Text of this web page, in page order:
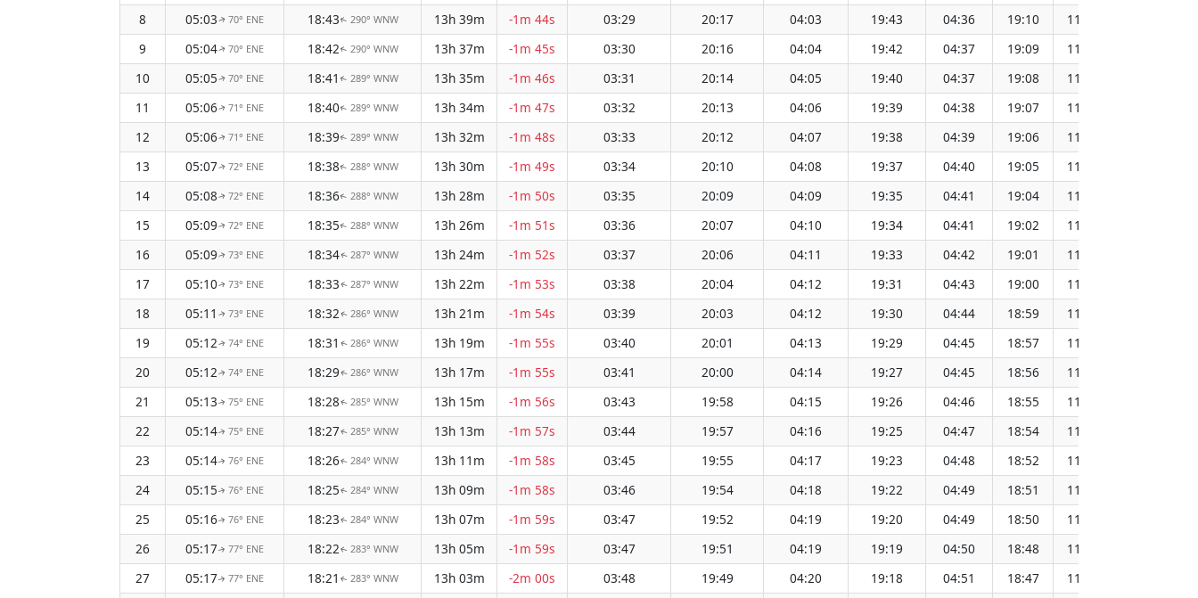
8
05:03↑70° ENE 18:43↑ 290° WNW 13h 39m -1m 44s 03:29 20:17 04:03 19:43 04:36 19:10
11:53
9
05:04↑70° ENE 18:42↑ 290° WNW 13h 37m -1m 45s 03:30 20:16 04:04 19:42 04:37 19:09
11:53
10
05:05↑70° ENE 18:41 ↑ 289° WNW 13h 35m -1m 46s 03:31 20:14 04:05 19:40 04:37 19:08
11:53
11
05:06↑71° ENE 18:40↑ 289° WNW 13h 34m -1m 47s 03:32 20:13 04:06 19:39 04:38 19:07
11:53
12
05:06↑71° ENE 18:39↑ 289° WNW 13h 32m -1m 48s 03:33 20:12 04:07 19:38 04:39 19:06
11:53
13
05:07↑72° ENE 18:38↑ 288° WNW 13h 30m -1m 49s 03:34 20:10 04:08 19:37 04:40 19:05
11:53
14
05:08↑72° ENE 18:36↑ 288° WNW 13h 28m -1m 50s 03:35 20:09 04:09 19:35 04:41 19:04
11:52
15
05:09↑72° ENE 18:35↑ 288° WNW 13h 26m -1m 51s 03:36 20:07 04:10 19:34 04:41 19:02
11:52
16
05:09↑73° ENE 18:34↑ 287° WNW 13h 24m -1m 52s 03:37 20:06 04:11 19:33 04:42 19:01
11:52
17
05:10↑73° ENE 18:33↑ 287° WNW 13h 22m -1m 53s 03:38 20:04 04:12 19:31 04:43 19:00
11:52
18
05:11 ↑73° ENE 18:32↑ 286° WNW 13h 21m -1m 54s 03:39 20:03 04:12 19:30 04:44 18:59
11:52
19
05:12↑ 74° ENE 18:31 ↑ 286° WNW 13h 19m -1m 55s 03:40 20:01 04:13 19:29 04:45 18:57
11:51
20
05:12↑ 74° ENE 18:29↑ 286° WNW 13h 17m -1m 55s 03:41 20:00 04:14 19:27 04:45 18:56
11:51
21
05:13↑ 75° ENE 18:28↑ 285° WNW 13h 15m -1m 56s 03:43 19:58 04:15 19:26 04:46 18:55
11:51
22
05:14↑ 75° ENE 18:27↑ 285° WNW 13h 13m -1m 57s 03:44 19:57 04:16 19:25 04:47 18:54
11:51
23
05:14↑ 76° ENE 18:26↑ 284° WNW 13h 11m -1m 58s 03:45 19:55 04:17 19:23 04:48 18:52
11:50
24
05:15↑ 76° ENE 18:25↑ 284° WNW 13h 09m -1m 58s 03:46 19:54 04:18 19:22 04:49 18:51
11:50
25
05:16↑ 76° ENE 18:23↑ 284° WNW 13h 07m -1m 59s 03:47 19:52 04:19 19:20 04:49 18:50
11:50
26
05:17↑ 77° ENE 18:22↑ 283° WNW 13h 05m -1m 59s 03:47 19:51 04:19 19:19 04:50 18:48
11:50
27
05:17↑ 77° ENE 18:21 ↑ 283° WNW 13h 03m -2m 00s 03:48 19:49 04:20 19:18 04:51 18:47
11:49